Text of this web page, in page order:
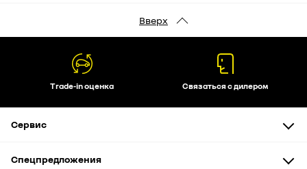
Вверх
Trade-in оценка Связаться с дилером
Сервис
Диагностика и ремонт
Спецпредложения